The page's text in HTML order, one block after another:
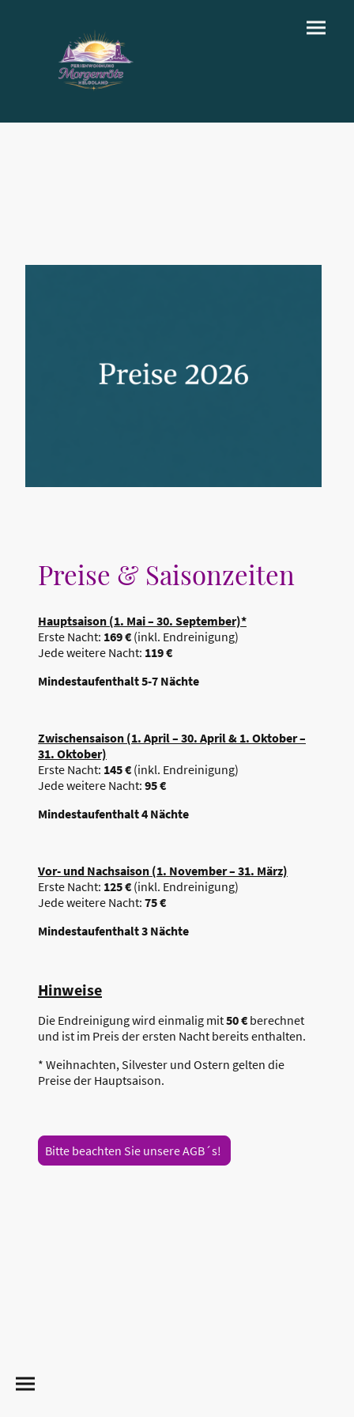
Preise & Saisonzeiten
Hauptsaison (1. Mai – 30. September)*
Erste Nacht: 169 € (inkl. Endreinigung)
Jede weitere Nacht: 119 €
Mindestaufenthalt 5-7 Nächte
Zwischensaison (1. April – 30. April & 1. Oktober –
31. Oktober)
Erste Nacht: 145 € (inkl. Endreinigung)
Jede weitere Nacht: 95 €
Mindestaufenthalt 4 Nächte
Vor- und Nachsaison (1. November – 31. März)
Erste Nacht: 125 € (inkl. Endreinigung)
Jede weitere Nacht: 75 €
Mindestaufenthalt 3 Nächte
Hinweise
Die Endreinigung wird einmalig mit50 € berechnet
und ist im Preis der ersten Nacht bereits enthalten.
* Weihnachten, Silvester und Ostern gelten die
Preise der Hauptsaison.
Bitte beachten Sie unsere AGB´s!